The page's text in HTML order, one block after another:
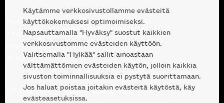
Avoinna kuluttajille ja ammattilaisille:
Erottajankatu 2, 00120 Helsinki
ma-pe 10 — 18
la 10-17
09 612 9440 |sales@skanno.fi
Käytämme verkkosivustollamme evästeitä
käyttökokemuksesi optimoimiseksi.
Napsauttamalla "Hyväksy" suostut kaikkien
verkkosivustomme evästeiden käyttöön.
Valitsemalla "Hylkää" sallit ainoastaan
välttämättömien evästeiden käytön, jolloin kaikkia
sivuston toiminnallisuuksia ei pystytä suorittamaan.
Jos haluat poistaa joitakin evästeitä käytöstä, käy
evästeasetuksissa.